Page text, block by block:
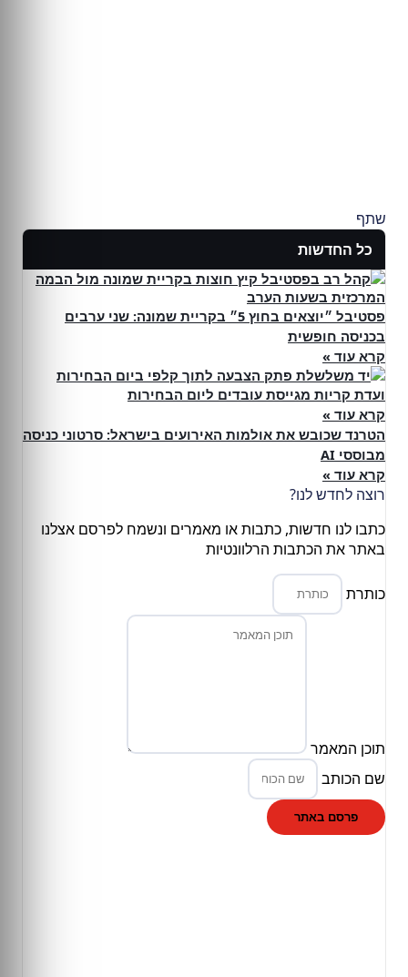
שתף
כל החדשות
פסטיבל ״יוצאים בחוץ 5״ בקריית שמונה: שני ערבים
בכניסה חופשית
קרא עוד »
ועדת קריות מגייסת עובדים ליום הבחירות
קרא עוד »
הטרנד שכובש את אולמות האירועים בישראל: סרטוני כניסה
מבוססי AI
קרא עוד »
רוצה לחדש לנו?
כתבו לנו חדשות, כתבות או מאמרים ונשמח לפרסם אצלנו
באתר את הכתבות הרלוונטיות
כותרת
תוכן המאמר
שם הכותב
פרסם באתר